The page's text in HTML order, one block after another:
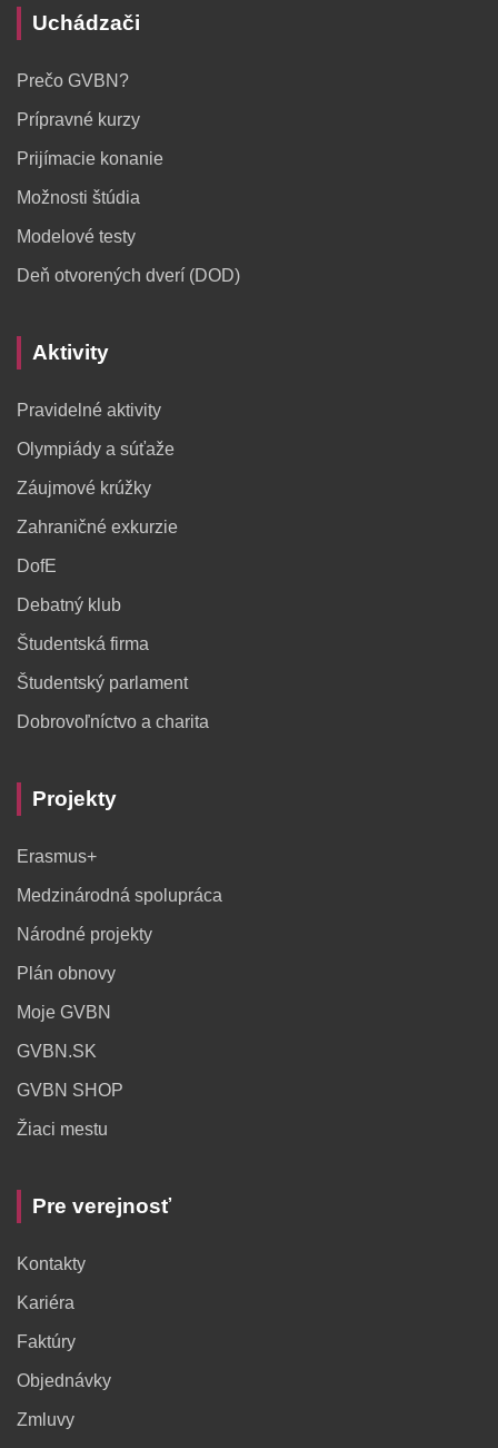
Uchádzači
Prečo GVBN?
Prípravné kurzy
Prijímacie konanie
Možnosti štúdia
Modelové testy
Deň otvorených dverí (DOD)
Aktivity
Pravidelné aktivity
Olympiády a súťaže
Záujmové krúžky
Zahraničné exkurzie
DofE
Debatný klub
Študentská firma
Študentský parlament
Dobrovoľníctvo a charita
Projekty
Erasmus+
Medzinárodná spolupráca
Národné projekty
Plán obnovy
Moje GVBN
GVBN.SK
GVBN SHOP
Žiaci mestu
Pre verejnosť
Kontakty
Kariéra
Faktúry
Objednávky
Zmluvy